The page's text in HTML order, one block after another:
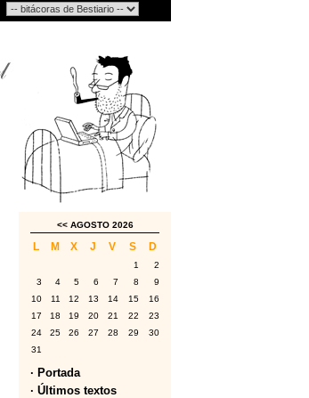
<< AGOSTO 2026
L M X J V S D
1
2
3
4 5 6 7 8
9
10
11 12 13 14 15
16
17
18 19 20 21 22
23
24
25 26 27 28 29
30
31
· Portada
· Últimos textos